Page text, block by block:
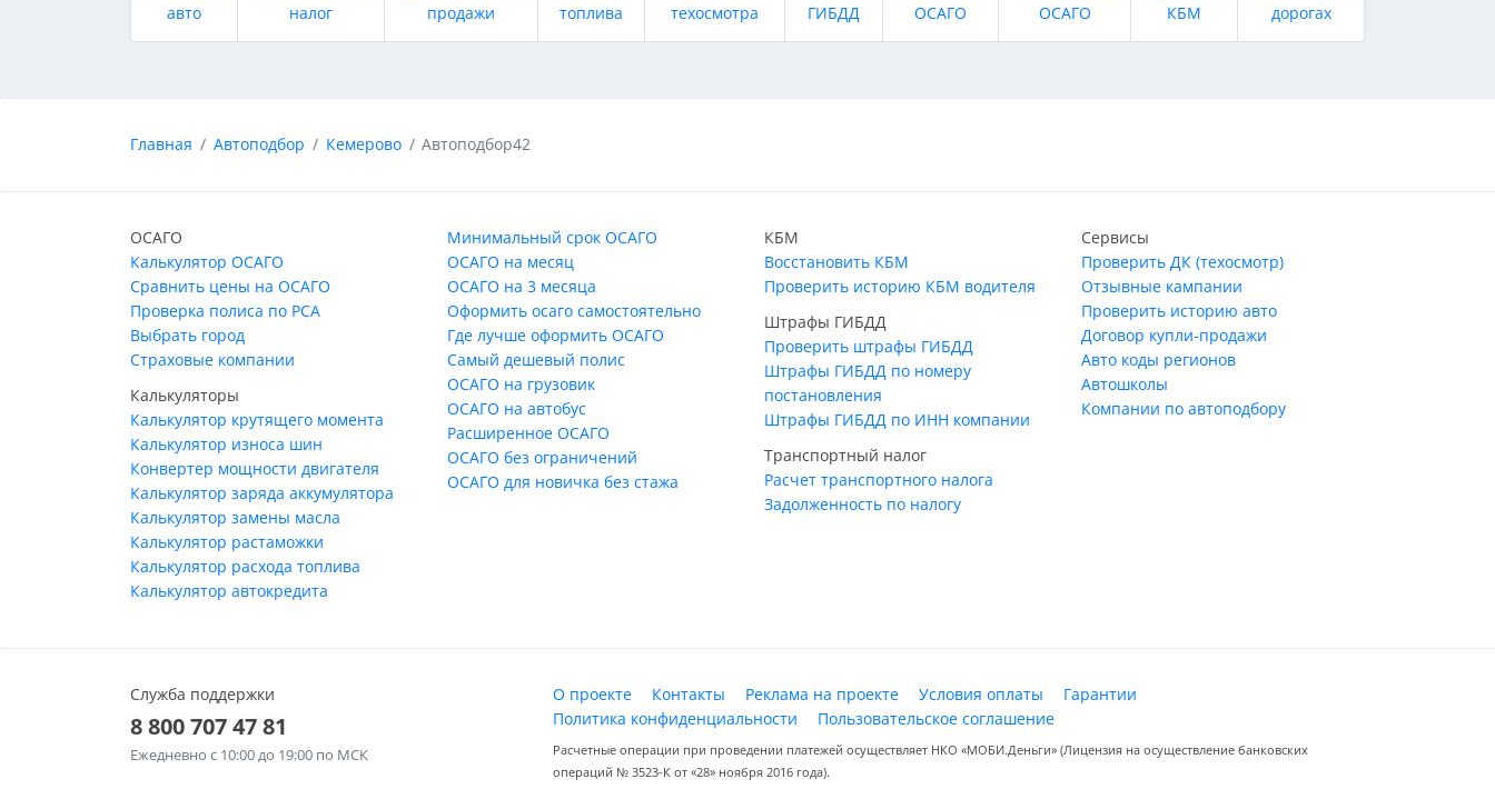
авто
налог
продажи
топлива
техосмотра
ГИБДД
ОСАГО
ОСАГО
КБМ
дорогах
Главная Автоподбор Кемерово Автоподбор42
ОСАГО
Калькулятор ОСАГО
Сравнить цены на ОСАГО
Проверка полиса по РСА
Выбрать город
Страховые компании
Калькуляторы
Калькулятор крутящего момента
Калькулятор износа шин
Конвертер мощности двигателя
Калькулятор заряда аккумулятора
Калькулятор замены масла
Калькулятор растаможки
Калькулятор расхода топлива
Калькулятор автокредита
Минимальный срок ОСАГО
ОСАГО на месяц
ОСАГО на 3 месяца
Оформить осаго самостоятельно
Где лучше оформить ОСАГО
Самый дешевый полис
ОСАГО на грузовик
ОСАГО на автобус
Расширенное ОСАГО
ОСАГО без ограничений
ОСАГО для новичка без стажа
КБМ
Восстановить КБМ
Проверить историю КБМ водителя
Штрафы ГИБДД
Проверить штрафы ГИБДД
Штрафы ГИБДД по номеру
постановления
Штрафы ГИБДД по ИНН компании
Транспортный налог
Расчет транспортного налога
Задолженность по налогу
Сервисы
Проверить ДК (техосмотр)
Отзывные кампании
Проверить историю авто
Договор купли-продажи
Авто коды регионов
Автошколы
Компании по автоподбору
Служба поддержки
8 800 707 47 81
Ежедневно с 10:00 до 19:00 по МСК
О проекте Контакты Реклама на проекте Условия оплаты
Гарантии
Политика конфиденциальности
Пользовательское соглашение
Расчетные операции при проведении платежей осуществляет НКО «МОБИ.Деньги» (Лицензия на осуществление банковских
операций № 3523-К от «28» ноября 2016 года).